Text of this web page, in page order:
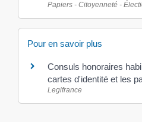
Papiers - Citoyenneté -
Pour en savoir plus
Consuls honoraires
cartes d'identité et les
Legifrance